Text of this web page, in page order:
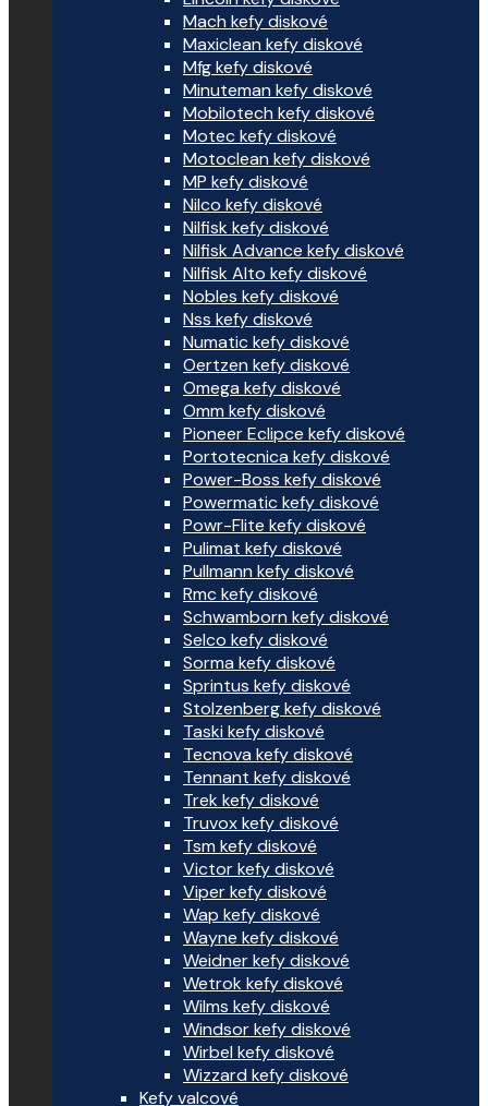
Mach kefy diskové
Maxiclean kefy diskové
Mfg kefy diskové
Minuteman kefy diskové
Mobilotech kefy diskové
Motec kefy diskové
Motoclean kefy diskové
MP kefy diskové
Nilco kefy diskové
Nilfisk kefy diskové
Nilfisk Advance kefy diskové
Nilfisk Alto kefy diskové
Nobles kefy diskové
Nss kefy diskové
Numatic kefy diskové
Oertzen kefy diskové
Omega kefy diskové
Omm kefy diskové
Pioneer Eclipce kefy diskové
Portotecnica kefy diskové
Power-Boss kefy diskové
Powermatic kefy diskové
Powr-Flite kefy diskové
Pulimat kefy diskové
Pullmann kefy diskové
Rmc kefy diskové
Schwamborn kefy diskové
Selco kefy diskové
Sorma kefy diskové
Sprintus kefy diskové
Stolzenberg kefy diskové
Taski kefy diskové
Tecnova kefy diskové
Tennant kefy diskové
Trek kefy diskové
Truvox kefy diskové
Tsm kefy diskové
Victor kefy diskové
Viper kefy diskové
Wap kefy diskové
Wayne kefy diskové
Weidner kefy diskové
Wetrok kefy diskové
Wilms kefy diskové
Windsor kefy diskové
Wirbel kefy diskové
Wizzard kefy diskové
Kefy valcové